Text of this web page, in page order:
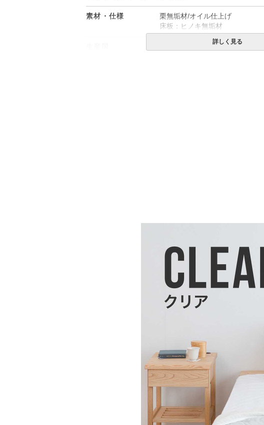
素材・仕様
栗無垢材/オイル仕上げ
床板：ヒノキ無垢材
詳しく見る